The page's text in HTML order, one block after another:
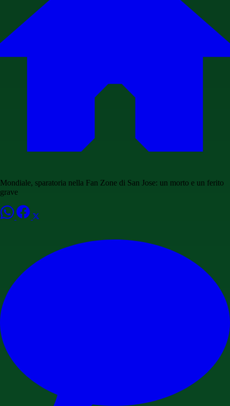
Mondiale, sparatoria nella Fan Zone di San Jose: un morto e un ferito
grave